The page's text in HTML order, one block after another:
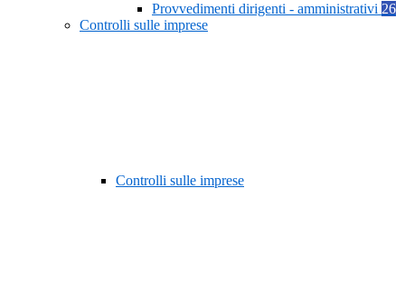
Provvedimenti dirigenti - amministrativi 26
Controlli sulle imprese
Controlli sulle imprese